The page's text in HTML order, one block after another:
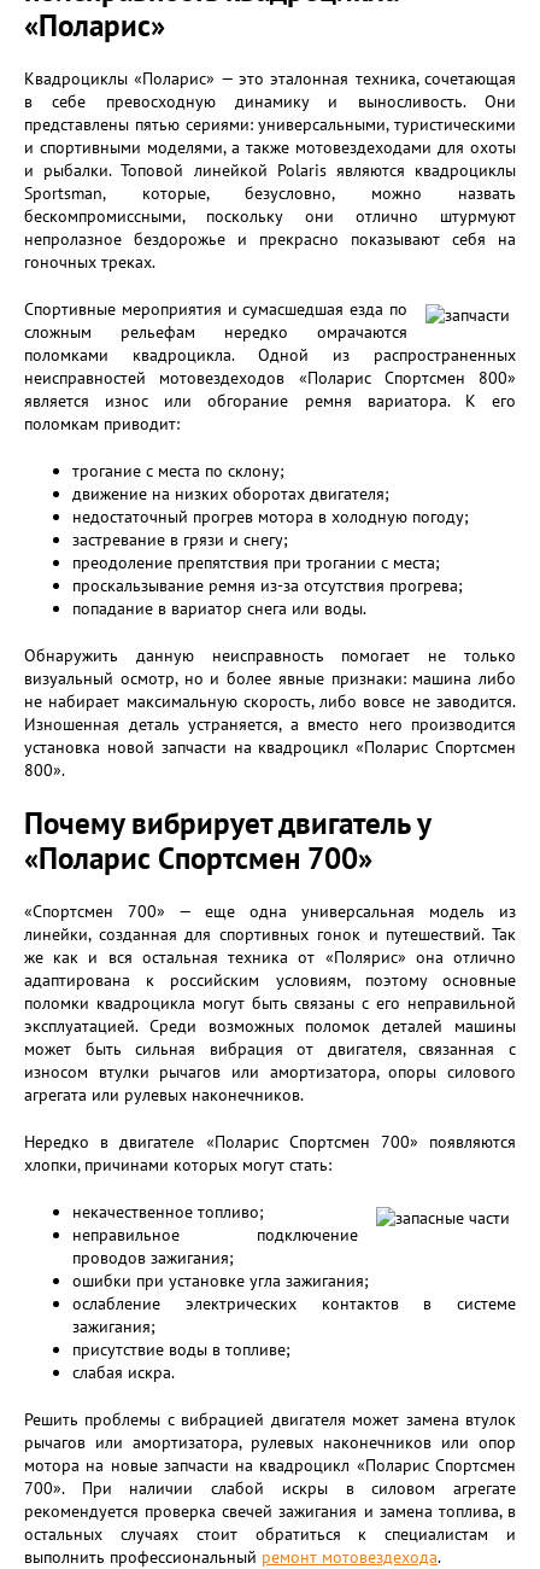
«Поларис»
Квадроциклы «Поларис» — это эталонная техника, сочетающая
в себе превосходную динамику и выносливость. Они
представлены пятью сериями: универсальными, туристическими
и спортивными моделями, а также мотовездеходами для охоты
и рыбалки. Топовой линейкой Polaris являются квадроциклы
Sportsman, которые, безусловно, можно назвать
бескомпромиссными, поскольку они отлично штурмуют
непролазное бездорожье и прекрасно показывают себя на
гоночных треках.
Спортивные мероприятия и сумасшедшая езда по
сложным рельефам нередко омрачаются
поломками квадроцикла. Одной из распространенных
неисправностей мотовездеходов «Поларис Спортсмен 800»
является износ или обгорание ремня вариатора. К его
поломкам приводит:
трогание с места по склону;
движение на низких оборотах двигателя;
недостаточный прогрев мотора в холодную погоду;
застревание в грязи и снегу;
преодоление препятствия при трогании с места;
проскальзывание ремня из-за отсутствия прогрева;
попадание в вариатор снега или воды.
Обнаружить данную неисправность помогает не только
визуальный осмотр, но и более явные признаки: машина либо
не набирает максимальную скорость, либо вовсе не заводится.
Изношенная деталь устраняется, а вместо него производится
установка новой запчасти на квадроцикл «Поларис Спортсмен
800».
Почему вибрирует двигатель у
«Поларис Спортсмен 700»
«Спортсмен 700» — еще одна универсальная модель из
линейки, созданная для спортивных гонок и путешествий. Так
же как и вся остальная техника от «Полярис» она отлично
адаптирована к российским условиям, поэтому основные
поломки квадроцикла могут быть связаны с его неправильной
эксплуатацией. Среди возможных поломок деталей машины
может быть сильная вибрация от двигателя, связанная с
износом втулки рычагов или амортизатора, опоры силового
агрегата или рулевых наконечников.
Нередко в двигателе «Поларис Спортсмен 700» появляются
хлопки, причинами которых могут стать:
некачественное топливо;
неправильное подключение
проводов зажигания;
ошибки при установке угла зажигания;
ослабление электрических контактов в системе
зажигания;
присутствие воды в топливе;
слабая искра.
Решить проблемы с вибрацией двигателя может замена втулок
рычагов или амортизатора, рулевых наконечников или опор
мотора на новые запчасти на квадроцикл «Поларис Спортсмен
700». При наличии слабой искры в силовом агрегате
рекомендуется проверка свечей зажигания и замена топлива, в
остальных случаях стоит обратиться к специалистам и
выполнить профессиональный ремонт мотовездехода.